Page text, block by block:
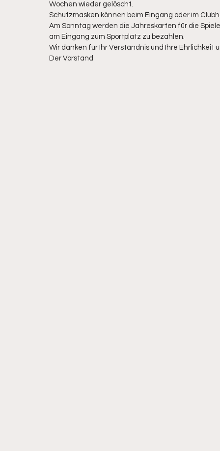
Wochen wieder gelöscht.
Schutzmasken können beim Eingang oder im
Am Sonntag werden die Jahreskarten für die
am Eingang zum Sportplatz zu bezahlen.
Wir danken für Ihr Verständnis und Ihre Ehrlichkeit
Der Vorstand